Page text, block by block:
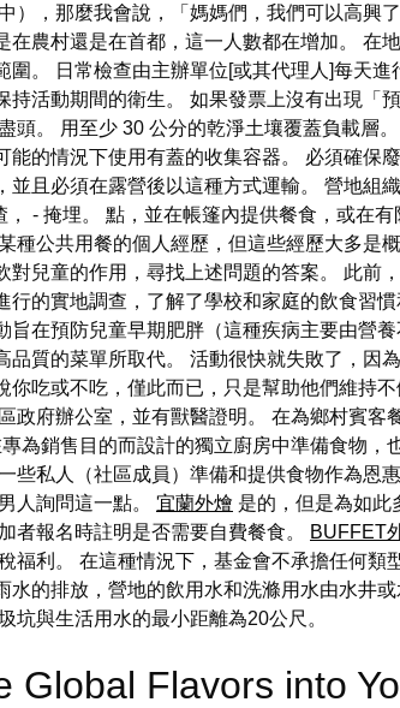
），那麼我會說，「媽媽們，我們可以高興
農村還是在首都，這一人數都在增加。 在
。 日常檢查由主辦單位[或其代理人]每天進
持活動期間的衛生。 如果發票上沒有出現
頭。 用至少 30 公分的乾淨土壤覆蓋負載層。
能的情況下使用有蓋的收集容器。 必須確
並且必須在露營後以這種方式運輸。 營地
- 掩埋。 點，並在帳篷內提供餐食，或在
種公共用餐的個人經歷，但這些經歷大多是
對兒童的作用，尋找上述問題的答案。 此
行的實地調查，了解了學校和家庭的飲食習
旨在預防兒童早期肥胖（這種疾病主要由營
質的菜單所取代。 活動很快就失敗了，因
你吃或不吃，僅此而已，只是幫助他們維持
政府辦公室，並有獸醫證明。 在為鄉村賓
為銷售目的而設計的獨立廚房中準備食物，
些私人（社區成員）準備和提供食物作為
人詢問這一點。 宜蘭外燴 是的，但是為如此
者報名時註明是否需要自費餐食。 BUFFET
福利。 在這種情況下，基金會不承擔任何
水的排放，營地的飲用水和洗滌用水由水井
坑與生活用水的最小距離為20公尺。
Global Flavors into